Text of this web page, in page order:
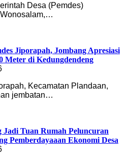
Desa (Pemdes)
Jiporapah, Jombang Apresiasi
Meter di Kedungdendeng
Kecamatan Plandaan,
jembatan…
Jadi Tuan Rumah Peluncuran
Pemberdayaaan Ekonomi Desa